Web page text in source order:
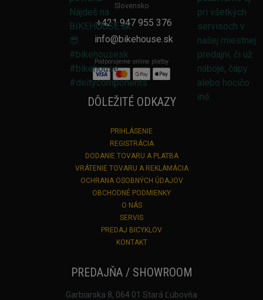
Slovensko
+421 947 955 376
info@bikehouse.sk
Podporujeme online platby
DÔLEŽITÉ ODKAZY
PRIHLÁSENIE
REGISTRÁCIA
DODANIE TOVARU A PLATBA
VRÁTENIE TOVARU A REKLAMÁCIA
OCHRANA OSOBNÝCH ÚDAJOV
OBCHODNÉ PODMIENKY
O NÁS
SERVIS
PREDAJ BICYKLOV
KONTAKT
PREDAJŇA / SHOWROOM
Garbiarska 8, 064 01 Stará Ľubovňa